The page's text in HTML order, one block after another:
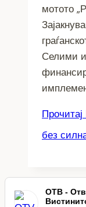
мотото
Селими
Прочитај
без
ОТВ -